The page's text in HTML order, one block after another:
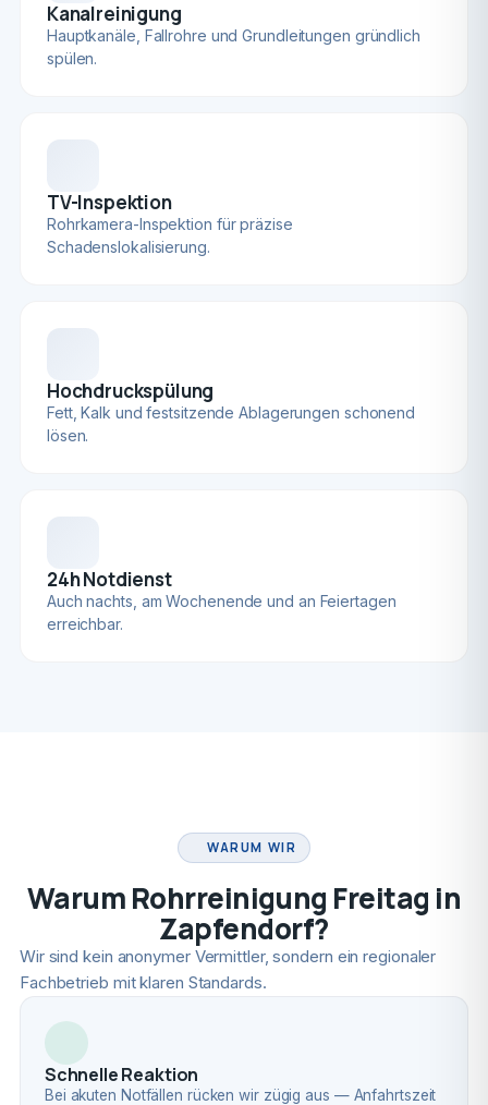
Kanalreinigung
Hauptkanäle, Fallrohre und Grundleitungen gründlich
spülen.
TV-Inspektion
Rohrkamera-Inspektion für präzise
Schadenslokalisierung.
Hochdruckspülung
Fett, Kalk und festsitzende Ablagerungen schonend
lösen.
24h Notdienst
Auch nachts, am Wochenende und an Feiertagen
erreichbar.
WARUM WIR
Warum Rohrreinigung Freitag in
Zapfendorf?
Wir sind kein anonymer Vermittler, sondern ein regionaler
Fachbetrieb mit klaren Standards.
Schnelle Reaktion
Bei akuten Notfällen rücken wir zügig aus — Anfahrtszeit